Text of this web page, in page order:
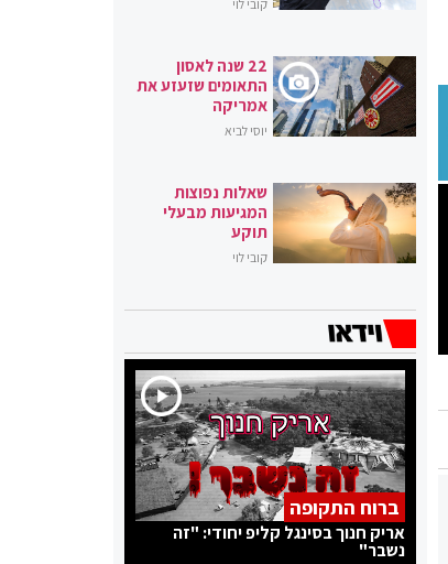
קובי לוי
22 שנה לאסון
התאומים שזעזע את
אמריקה
יוסי לביא
שאלות נפוצות
המגיעות מבעלי
תוקע
קובי לוי
ברוח התקופה
אריק חנוך בסינגל קליפ יחודי: "זה
נשבר"